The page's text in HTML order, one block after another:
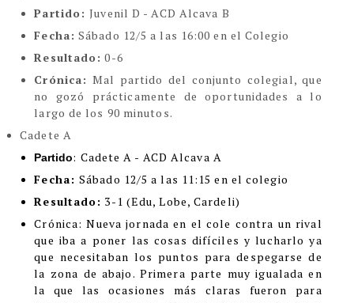
Partido:Juvenil D - ACD Alcava B
Fecha: Sábado 12/5 a las 16:00 en el Colegio
Resultado: 0-6
Crónica: Mal partido del conjunto colegial, que
no gozó prácticamente de oportunidades a lo
largo de los 90 minutos.
Cadete A
Partido: Cadete A - ACD Alcava A
Fecha:Sábado 12/5 a las 11:15 en el colegio
Resultado: 3-1 (Edu, Lobe, Cardeli)
Crónica: Nueva jornada en el cole contra un rival
que iba a poner las cosas difíciles y lucharlo ya
que necesitaban los puntos para despegarse de
la zona de abajo. Primera parte muy igualada en
la que las ocasiones más claras fueron para